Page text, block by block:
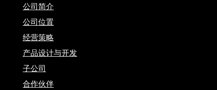
公司简介
公司位置
经营策略
产品设计与开发
子公司
合作伙伴